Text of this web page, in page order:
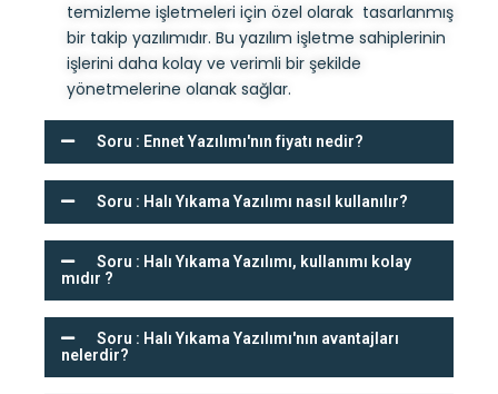
temizleme işletmeleri için özel olarak tasarlanmış
bir takip yazılımıdır. Bu yazılım işletme sahiplerinin
işlerini daha kolay ve verimli bir şekilde
yönetmelerine olanak sağlar.
Soru : Ennet Yazılımı'nın fiyatı nedir?
Soru : Halı Yıkama Yazılımı nasıl kullanılır?
Soru : Halı Yıkama Yazılımı, kullanımı kolay
mıdır ?
Soru : Halı Yıkama Yazılımı'nın avantajları
nelerdir?